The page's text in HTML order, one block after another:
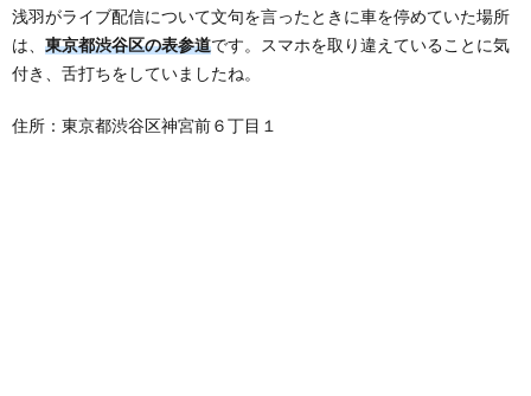
浅羽がライブ配信について文句を言ったときに車を停めていた場所
は、 東京都渋谷区の表参道です。スマホを取り違えていることに気
付き、舌打ちをしていましたね。
住所：東京都渋谷区神宮前６丁目１